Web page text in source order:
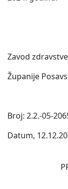
Zavod
Županije
Broj: 2.2.-05-
Datum,